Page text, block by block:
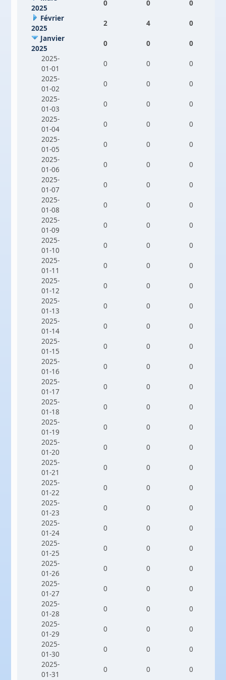
2025
0 0
0
Février
2025
2 4
0
Janvier
2025
0 0
0
2025-
01-01
0 0
0
2025-
01-02
0 0
0
2025-
01-03
0 0
0
2025-
01-04
0 0
0
2025-
01-05
0 0
0
2025-
01-06
0 0
0
2025-
01-07
0 0
0
2025-
01-08
0 0
0
2025-
01-09
0 0
0
2025-
01-10
0 0
0
2025-
01-11
0 0
0
2025-
01-12
0 0
0
2025-
01-13
0 0
0
2025-
01-14
0 0
0
2025-
01-15
0 0
0
2025-
01-16
0 0
0
2025-
01-17
0 0
0
2025-
01-18
0 0
0
2025-
01-19
0 0
0
2025-
01-20
0 0
0
2025-
01-21
0 0
0
2025-
01-22
0 0
0
2025-
01-23
0 0
0
2025-
01-24
0 0
0
2025-
01-25
0 0
0
2025-
01-26
0 0
0
2025-
01-27
0 0
0
2025-
01-28
0 0
0
2025-
01-29
0 0
0
2025-
01-30
0 0
0
2025-
01-31
0 0
0